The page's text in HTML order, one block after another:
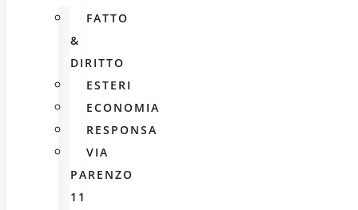
FATTO
&
DIRITTO
ESTERI
ECONOMIA
RESPONSA
VIA
PARENZO
11